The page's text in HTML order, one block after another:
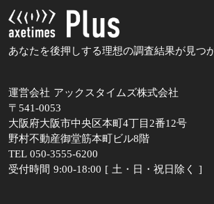
あなたを後押しする理想の調査結果が見つ
運営会社 アックスタイムズ株式会社
〒541-0053
大阪府大阪市中央区本町4丁目2番12号
野村不動産御堂筋本町ビル8階
TEL 050-3555-6200
受付時間 9:00-18:00 [ 土・日・祝日除く ]